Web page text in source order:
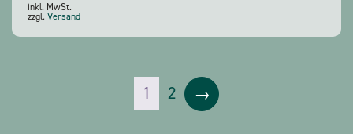
inkl. MwSt.
zzgl. Versand
1 2 →